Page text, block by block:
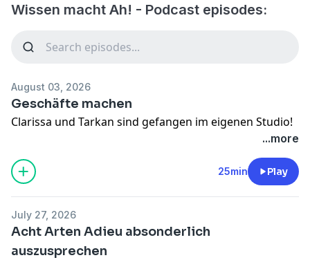
Wissen macht Ah! - Podcast episodes:
August 03, 2026
Geschäfte machen
Clarissa und Tarkan sind gefangen im eigenen Studio!
...more
25min Play
July 27, 2026
Acht Arten Adieu absonderlich
auszusprechen